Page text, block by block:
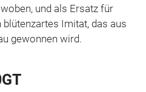
und als Ersatz für
Imitat, das aus
gewonnen wird.